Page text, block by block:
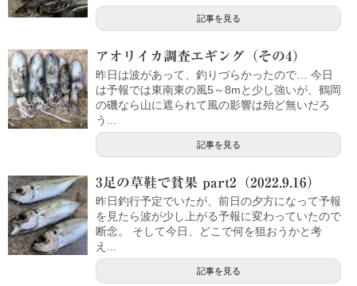
記事を見る
アオリイカ調査エギング（その4）
昨日は波があって、釣りづらかったので… 今日
は予報では東南東の風5～8mと少し強いが、鶴岡
の磯なら山に遮られて風の影響は殆ど無いだろ
う...
記事を見る
3足の草鞋で貧果 part2（2022.9.16）
昨日釣行予定でいたが、前日の夕方になって予報
を見たら波が少し上がる予報に変わっていたので
断念。 そして今日、どこで何を狙おうかと考
え...
記事を見る